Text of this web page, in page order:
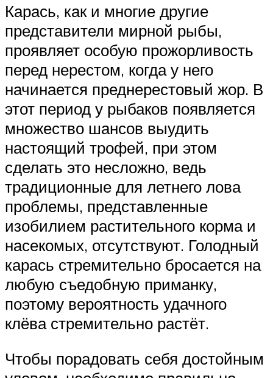
Карась, как и многие другие
представители мирной рыбы,
проявляет особую прожорливость
перед нерестом, когда у него
начинается преднерестовый жор. В
этот период у рыбаков появляется
множество шансов выудить
настоящий трофей, при этом
сделать это несложно, ведь
традиционные для летнего лова
проблемы, представленные
изобилием растительного корма и
насекомых, отсутствуют. Голодный
карась стремительно бросается на
любую съедобную приманку,
поэтому вероятность удачного
клёва стремительно растёт.
Чтобы порадовать себя достойным